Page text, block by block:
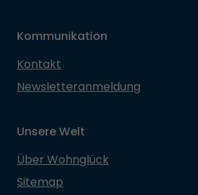
Kommunikation
Kontakt
Newsletteranmeldung
Unsere Welt
Über Wohnglück
Sitemap